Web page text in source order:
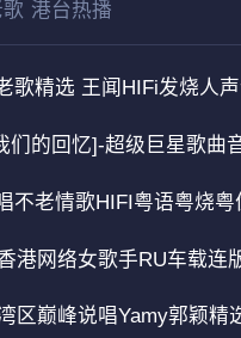
港台热播
港网络女歌手RU车载连
区巅峰说唱Yamy郭颖精